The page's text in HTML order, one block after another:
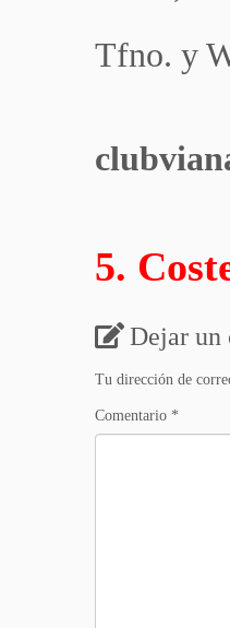
Tfno. y
5.
Dejar un
Tu dirección de
Comentario *